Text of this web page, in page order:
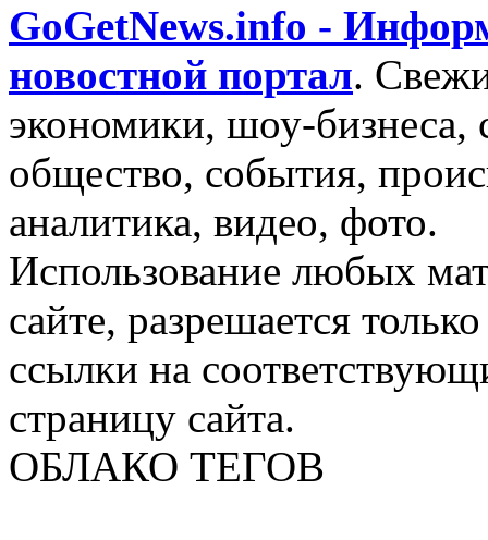
GoGetNews.info -
новостной портал.
экономики, шоу-бизнеса,
общество, события,
аналитика, видео, фото.
Использование любых
сайте, разрешается
ссылки на
страницу сайта.
ОБЛАКО ТЕГОВ